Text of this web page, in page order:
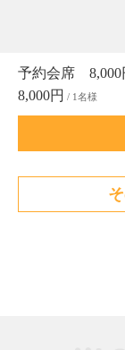
予約会席 8,000
8,000円 / 1名様